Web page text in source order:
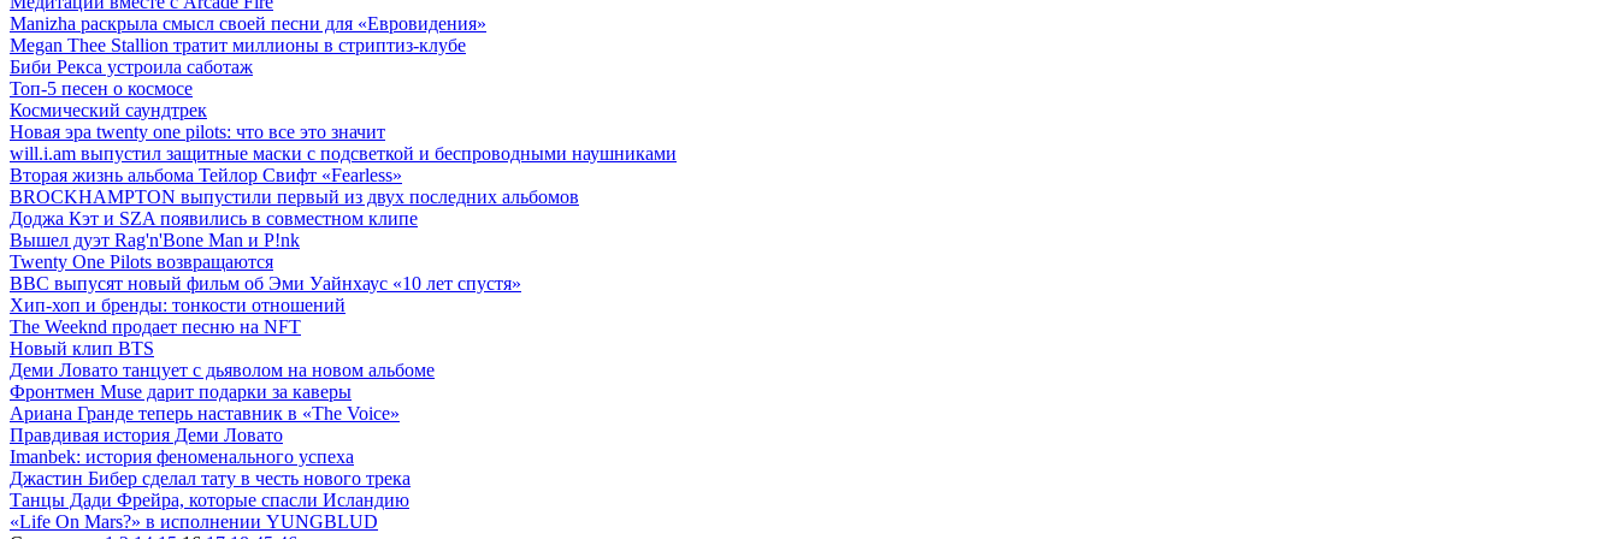
Manizha раскрыла смысл своей песни для «Евровидения»
Megan Thee Stallion тратит миллионы в стриптиз-клубе
Биби Рекса устроила саботаж
Топ-5 песен о космосе
Космический саундтрек
Новая эра twenty one pilots: что все это значит
will.i.am выпустил защитные маски с подсветкой и беспроводными наушниками
Вторая жизнь альбома Тейлор Свифт «Fearless»
BROCKHAMPTON выпустили первый из двух последних альбомов
Доджа Кэт и SZA появились в совместном клипе
Вышел дуэт Rag'n'Bone Man и P!nk
Twenty One Pilots возвращаются
BBC выпусят новый фильм об Эми Уайнхаус «10 лет спустя»
Хип-хоп и бренды: тонкости отношений
The Weeknd продает песню на NFT
Новый клип BTS
Деми Ловато танцует с дьяволом на новом альбоме
Фронтмен Muse дарит подарки за каверы
Ариана Гранде теперь наставник в «The Voice»
Правдивая история Деми Ловато
Imanbek: история феноменального успеха
Джастин Бибер сделал тату в честь нового трека
Танцы Дади Фрейра, которые спасли Исландию
«Life On Mars?» в исполнении YUNGBLUD